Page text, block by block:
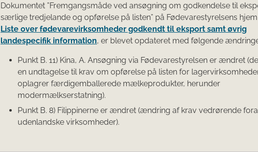
Dokumentet ”Fremgangsmåde ved ansøgning om godkendelse til
særlige tredjelande og opførelse på listen” på Fødevarestyrelsens
Liste over fødevarevirksomheder godkendt til eksport samt øvrig
landespecifik information, er blevet opdateret med følgende
Punkt B. 11) Kina, A. Ansøgning via Fødevarestyrelsen er ændret
en undtagelse til krav om opførelse på listen for
oplagrer færdigemballerede mælkeprodukter, herunder
modermælkserstatning).
Punkt B. 8) Filippinerne er ændret (ændring af krav vedrørende
udenlandske virksomheder).